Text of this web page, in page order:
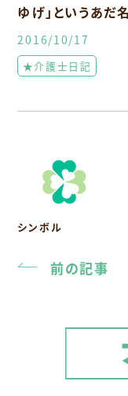
ゆげ」というあだ名
2016/10/17
★介護士日記
シンボル
前の記事